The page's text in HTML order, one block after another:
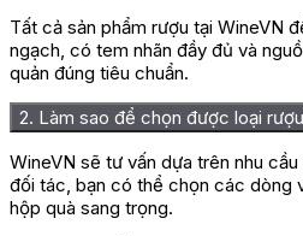
Tất cả sản phẩm rượu tại WineVN
ngạch, có tem nhãn đầy đủ và
quản đúng tiêu chuẩn.
2. Làm sao để chọn được loại
WineVN sẽ tư vấn dựa trên nhu
đối tác, bạn có thể chọn các dòng
hộp quà sang trọng.